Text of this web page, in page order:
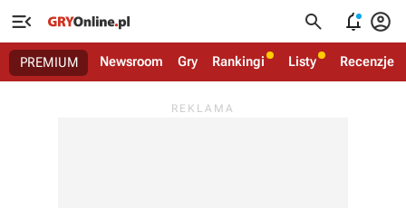
   
PREMIUM Newsroom Gry Rankingi Listy Recenzje